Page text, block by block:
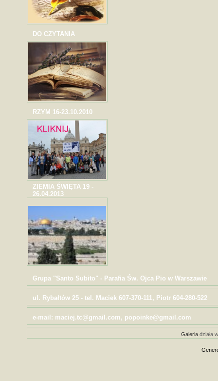
DO CZYTANIA
RZYM 16-23.10.2010
ZIEMIA ŚWIĘTA 19 -
26.04.2013
Grupa "Santo Subito" - Parafia Św. Ojca Pio w Warszawie
ul. Rybałtów 25 - tel. Maciek 607-370-111, Piotr 604-280-522
e-mail: maciej.tc@gmail.com, popoinke@gmail.com
Galeriadziała